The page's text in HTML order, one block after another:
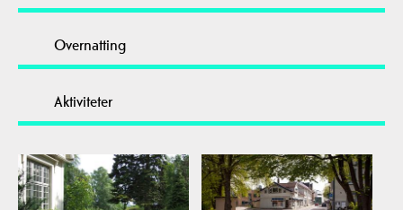
Overnatting
Aktiviteter